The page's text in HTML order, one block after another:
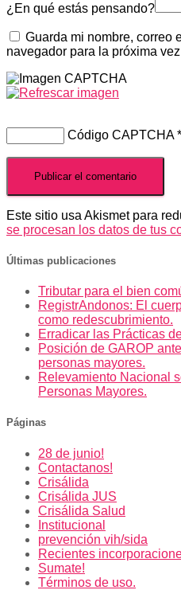
¿En qué estás pensando?
Guarda mi nombre, correo
navegador para la próxima
Código CAPTCHA*
Este sitio usa Akismet para
se procesan los datos de tus
Últimas publicaciones
Tributar para el bien
RegistrAndonos: El
como redescubrimiento.
Erradicar las Prácticas
Posición de GAROP
personas mayores.
Relevamiento Nacional
Personas Mayores.
Páginas
28 de junio!
Contactanos!
Crisálida
Crisálida JUS
Crisálida Salud
Institucional
prevención vih/sida
Recientes
Sumate!
Términos de uso.